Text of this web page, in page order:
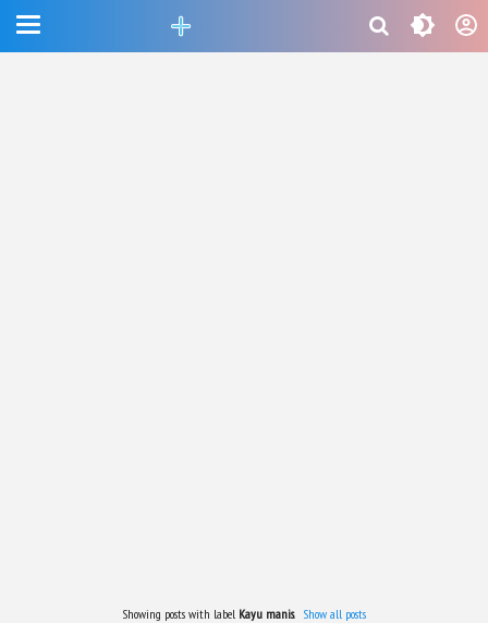
Showing posts with label Kayu manis. Show all posts